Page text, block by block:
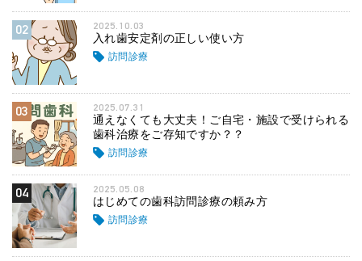
02 2025.10.03
入れ歯安定剤の正しい使い方
訪問診療
03 2025.07.31
通えなくても大丈夫！ご自宅・施設で受けられる
歯科治療をご存知ですか？？
訪問診療
04 2025.05.08
はじめての歯科訪問診療の頼み方
訪問診療